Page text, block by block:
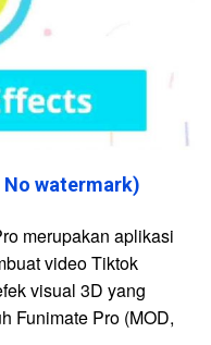
No watermark)
merupakan aplikasi
video Tiktok
visual 3D yang
Funimate Pro (MOD,